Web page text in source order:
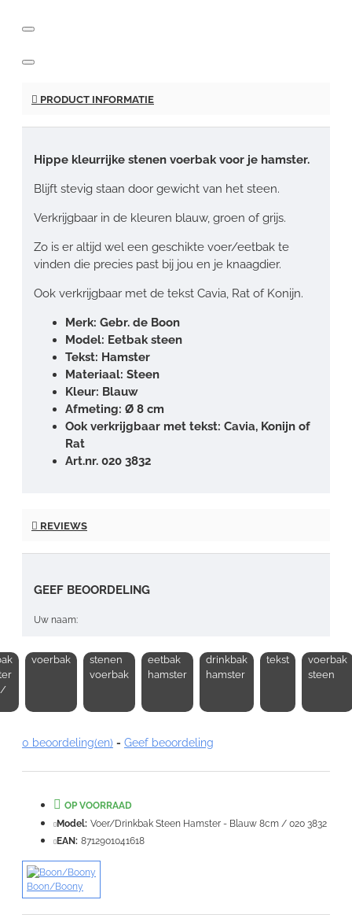
PRODUCT INFORMATIE
Hippe kleurrijke stenen voerbak voor je hamster.
Blijft stevig staan door gewicht van het steen.
Verkrijgbaar in de kleuren blauw, groen of grijs.
Zo is er altijd wel een geschikte voer/eetbak te
vinden die precies past bij jou en je knaagdier.
Ook verkrijgbaar met de tekst Cavia, Rat of Konijn.
Merk: Gebr. de Boon
Model: Eetbak steen
Tekst: Hamster
Materiaal: Steen
Kleur: Blauw
Afmeting: Ø 8 cm
Ook verkrijgbaar met tekst: Cavia, Konijn of
Rat
Art.nr. 020 3832
REVIEWS
GEEF BEOORDELING
Uw naam:
Note:HTML-code wordt niet vertaald!
Slecht
/
voerbak
stenen
voerbak
eetbak
hamster
drinkbak
hamster
tekst
voerbak
steen
0 beoordeling(en) - Geef beoordeling
OP VOORRAAD
Model: Voer/Drinkbak Steen Hamster - Blauw 8cm / 020 3832
EAN: 8712901041618
Boon/Boony